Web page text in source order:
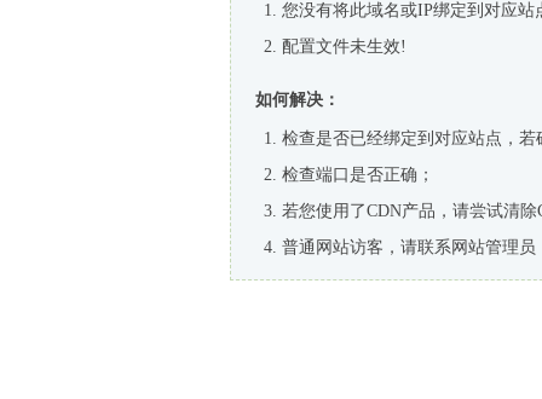
您没有将此域名或IP绑定到对应站
配置文件未生效!
如何解决：
检查是否已经绑定到对应站点，
检查端口是否正确；
若您使用了CDN产品，请尝试清除
普通网站访客，请联系网站管理员